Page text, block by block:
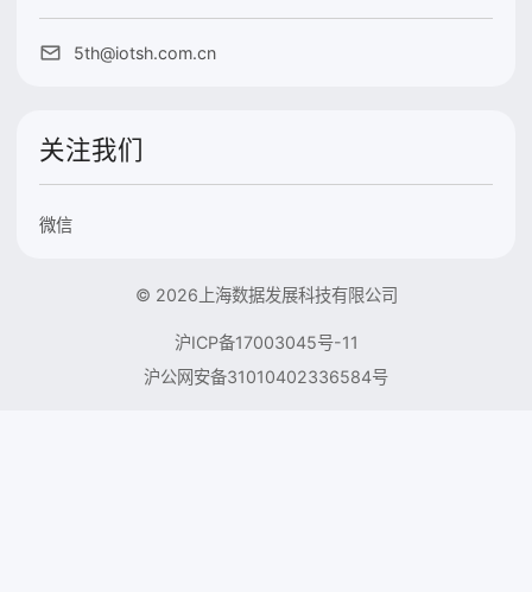
5th@iotsh.com.cn
关注我们
微信
© 2026上海数据发展科技有限公司
沪ICP备17003045号-11
沪公网安备31010402336584号